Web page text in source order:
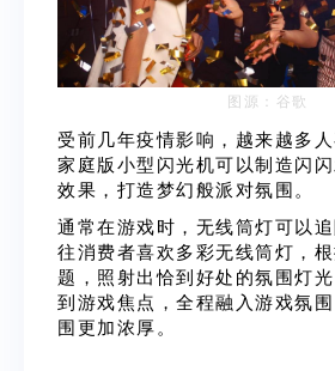
图源：谷歌
受前几年疫情影响，越来越多人
家庭版小型闪光机可以制造闪
效果，打造梦幻般派对氛围。
通常在游戏时，无线筒灯可以
往消费者喜欢多彩无线筒灯，
题，照射出恰到好处的氛围灯
到游戏焦点，全程融入游戏氛
围更加浓厚。